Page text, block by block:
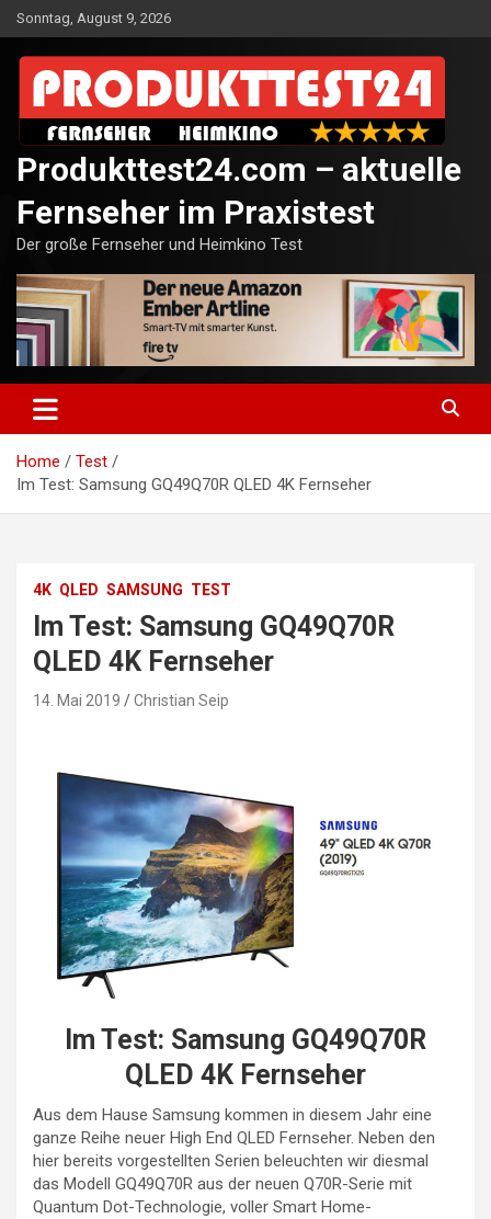
Skip
to
content
Sonntag, August 9, 2026
Produkttest24.com – aktuelle
Fernseher im Praxistest
Der große Fernseher und Heimkino Test
Home
Test
Im Test: Samsung GQ49Q70R QLED 4K Fernseher
4K QLED SAMSUNG TEST
Im Test: Samsung GQ49Q70R
QLED 4K Fernseher
14. Mai 2019 Christian Seip
Im Test: Samsung GQ49Q70R
QLED 4K Fernseher
Aus dem Hause Samsung kommen in diesem Jahr eine
ganze Reihe neuer High End QLED Fernseher. Neben den
hier bereits vorgestellten Serien beleuchten wir diesmal
das Modell GQ49Q70R aus der neuen Q70R-Serie mit
Quantum Dot-Technologie, voller Smart Home-